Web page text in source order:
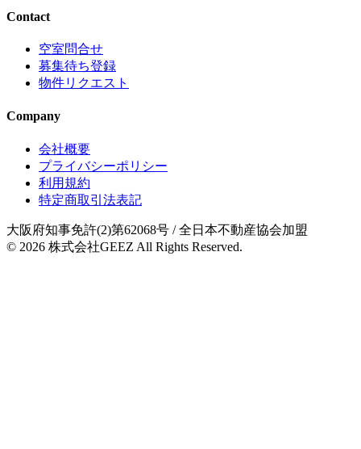
Contact
空室問合せ
募集待ち登録
物件リクエスト
Company
会社概要
プライバシーポリシー
利用規約
特定商取引法表記
大阪府知事免許(2)第62068号 / 全日本不動産協会加盟
© 2026 株式会社GEEZ All Rights Reserved.